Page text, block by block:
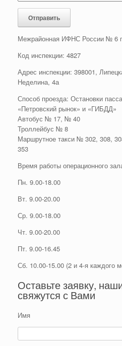
Межрайонная ИФНС России № 6
Код инспекции: 4827
Адрес инспекции: 398001,
Неделина, 4а
Способ проезда: Остановки
«Петровский рынок» и «ГИБДД»
Автобус № 17, № 40
Троллейбус № 8
Маршрутное такси № 302, 308,
353
Время работы операционного
Пн. 9.00-18.00
Вт. 9.00-20.00
Ср. 9.00-18.00
Чт. 9.00-20.00
Пт. 9.00-16.45
Сб. 10.00-15.00 (2 и 4-я каждого
Оставьте заявку,
свяжутся с Вами
Имя